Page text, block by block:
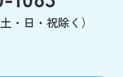
・日・祝除く）